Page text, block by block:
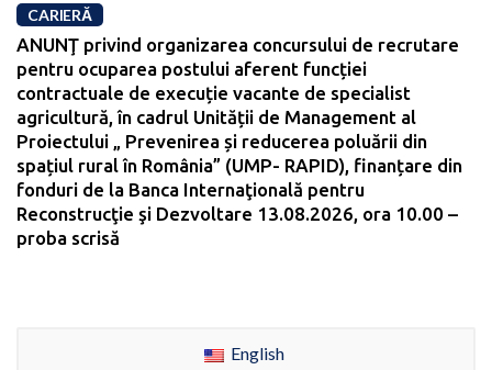
CARIERĂ
ANUNŢ privind organizarea concursului de recrutare
pentru ocuparea postului aferent funcției
contractuale de execuție vacante de specialist
agricultură, în cadrul Unității de Management al
Proiectului „ Prevenirea și reducerea poluării din
spațiul rural în România” (UMP- RAPID), finanțare din
fonduri de la Banca Internaţională pentru
Reconstrucţie şi Dezvoltare 13.08.2026, ora 10.00 –
proba scrisă
English